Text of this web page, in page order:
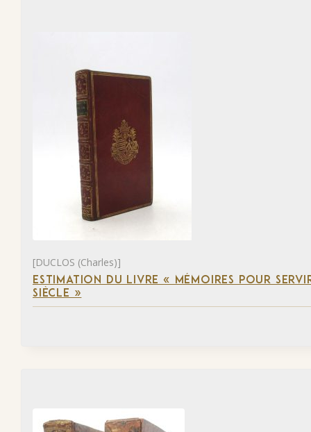
[DUCLOS (Charles)]
ESTIMATION DU LIVRE « MÉMOIRES POUR
SIÈCLE »